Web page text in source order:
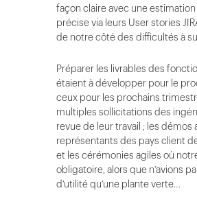
façon claire avec une
précise via leurs User stories
de notre côté des difficultés à
Préparer les livrables des
étaient à développer pour le
ceux pour les prochains
multiples sollicitations des
revue de leur travail ; les démos
représentants des pays client
et les cérémonies agiles où
obligatoire, alors que n’avions
d’utilité qu’une plante verte…